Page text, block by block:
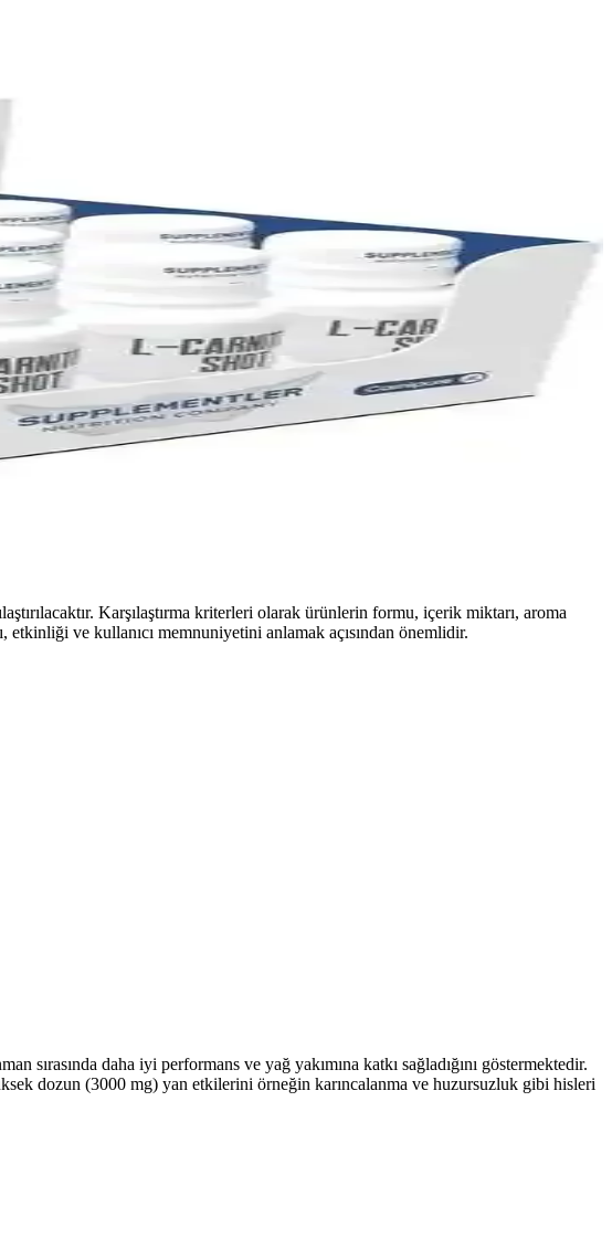
Karşılaştırma kriterleri olarak ürünlerin formu, içerik miktarı, aroma
ve kullanıcı memnuniyetini anlamak açısından önemlidir.
sırasında daha iyi performans ve yağ yakımına katkı sağladığını göstermektedir.
dozun (3000 mg) yan etkilerini örneğin karıncalanma ve huzursuzluk gibi hisleri